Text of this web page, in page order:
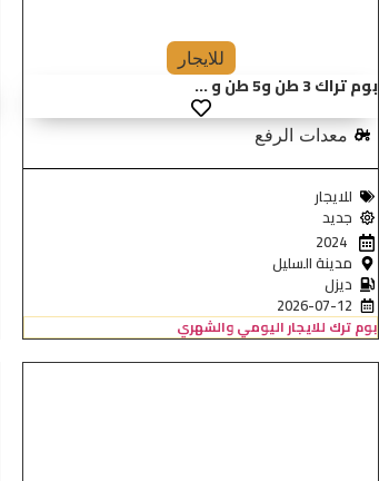
للايجار
بوم تراك 3 طن و5 طن و ...
معدات الرفع
للايجار
جديد
2024
مدينة السليل
ديزل
2026-07-12
بوم ترك للايجار اليومي والشهري